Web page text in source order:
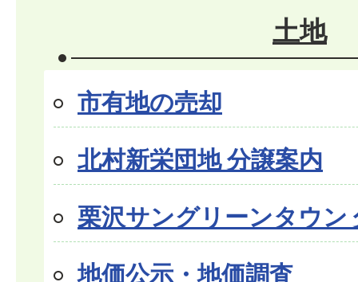
土地
市有地の売却
北村新栄団地 分譲案内
栗沢サングリーンタウン
地価公示・地価調査